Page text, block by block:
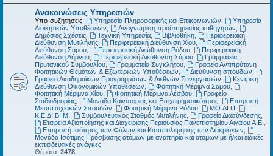
Ανακοινώσεις Υπηρεσιών
Υπο-συζητήσεις: Υπηρεσία Πληροφορικής και Επικοινωνιών
Υπηρεσία
Διοικητικών Υποθέσεων
Αναγνώριση προϋπηρεσίας καθηγητών
Δημόσιες Σχέσεις
Τεχνική Υπηρεσία, Βιβλιοθήκη,
Περιφερειακή
Διεύθυνση Μυτιλήνης
Περιφερειακή Διεύθυνση Χίου,
Περιφερειακή
Διεύθυνση Σάμου
Περιφερειακή Διεύθυνση Ρόδου,
Περιφερειακή
Διεύθυνση Λήμνου
Περιφερειακή Διεύθυνση Σύρου,
Γραμματεία
Πρυτανικού Συμβουλίου
Γραμματεία Συγκλήτου,
Γραφείο Αντιπρύτανη
Φοιτητικών Θεμάτων & Εξωτερικών Υποθέσεων
Διεύθυνση σπουδών
Γραφείο Ακαδημαϊκών Προγραμμάτων & Διεθνών Συνεργασιών
Κεντρική
Διεύθυνση Οικονομικών Υποθέσεων
Φοιτητική Μέριμνα Σάμου,
Φοιτητική Μέριμνα Χίου
Φοιτητική Μέριμνα Λέσβου,
Γραφείο
Σταδιοδρομίας
Μονάδα Καινοτομίας και Επιχειρηματικότητας,
Επιτροπή
Μεταπτυχιακών Σπουδών
Φοιτητική Μέριμνα Ρόδου, ΜΟ.ΔΙ.Π
Κ.Ε.ΔΙ.ΒΙ.Μ.
Συμβουλευτικός Σταθμός Μυτιλήνης, Γραφείο Διασύνδεσης,
Εταιρεία Αξιοποίησης και Διαχείρισης Περιουσίας Πανεπιστημίου Αιγαίου Α.Ε.
Επιτροπή Ισότητας των Φύλων και Καταπολέμησης των Διακρίσεων
Μονάδα Ισότιμης Πρόσβασης ατόμων με αναπηρία και ατόμων με ή/και ειδικές
εκπαιδευτικές ανάγκες
Θέματα: 2478